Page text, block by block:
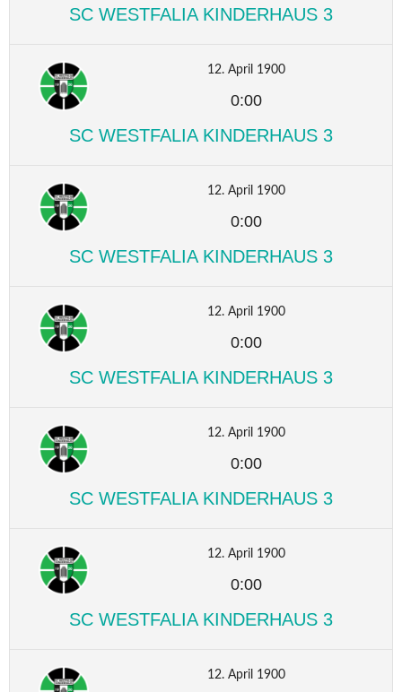
SC WESTFALIA KINDERHAUS 3
12. April 1900
0:00
SC WESTFALIA KINDERHAUS 3
12. April 1900
0:00
SC WESTFALIA KINDERHAUS 3
12. April 1900
0:00
SC WESTFALIA KINDERHAUS 3
12. April 1900
0:00
SC WESTFALIA KINDERHAUS 3
12. April 1900
0:00
SC WESTFALIA KINDERHAUS 3
12. April 1900